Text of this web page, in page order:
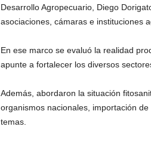
Desarrollo Agropecuario, Diego
asociaciones, cámaras e instituciones
En ese marco se evaluó la realidad
apunte a fortalecer los diversos
Además, abordaron la situación
organismos nacionales, importación
temas.